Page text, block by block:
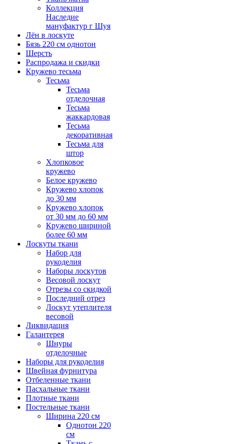
Коллекция
Наследие
мануфактур г Шуя
Лён в лоскуте
Бязь 220 см однотон
Шерсть
Распродажа и скидки
Кружево тесьма
Тесьма
Тесьма
отделочная
Тесьма
жаккардовая
Тесьма
декоративная
Тесьма для
штор
Хлопковое
кружево
Белое кружево
Кружево хлопок
до 30 мм
Кружево хлопок
от 30 мм до 60 мм
Кружево шириной
более 60 мм
Лоскуты ткани
Набор для
рукоделия
Наборы лоскутов
Весовой лоскут
Отрезы со скидкой
Последний отрез
Лоскут утеплителя
весовой
Ликвидация
Галантерея
Шнуры
отделочные
Наборы для рукоделия
Швейная фурнитура
Отбеленные ткани
Пасхальные ткани
Плотные ткани
Постельные ткани
Ширина 220 см
Однотон 220
см